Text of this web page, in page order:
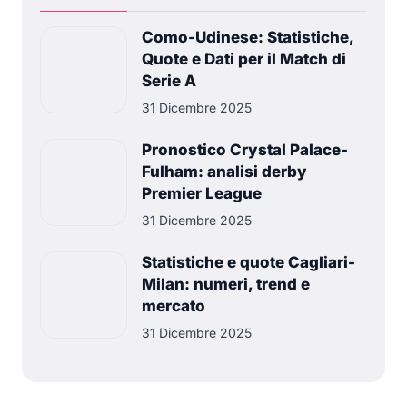
Como-Udinese: Statistiche,
Quote e Dati per il Match di
Serie A
31 Dicembre 2025
Pronostico Crystal Palace-
Fulham: analisi derby
Premier League
31 Dicembre 2025
Statistiche e quote Cagliari-
Milan: numeri, trend e
mercato
31 Dicembre 2025